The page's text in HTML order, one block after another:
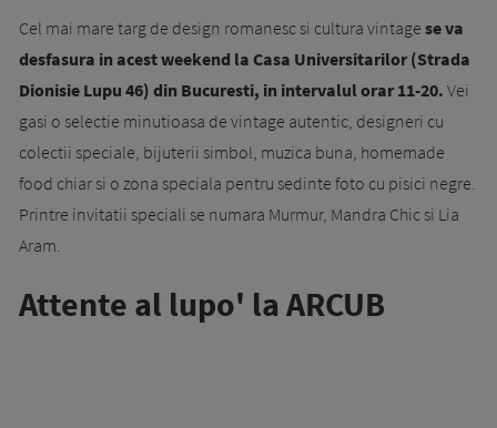
Cel mai mare targ de design romanesc si cultura vintage se va
desfasura in acest weekend la Casa Universitarilor (Strada
Dionisie Lupu 46) din Bucuresti, in intervalul orar 11-20. Vei
gasi o selectie minutioasa de vintage autentic, designeri cu
colectii speciale, bijuterii simbol, muzica buna, homemade
food chiar si o zona speciala pentru sedinte foto cu pisici negre.
Printre invitatii speciali se numara Murmur, Mandra Chic si Lia
Aram.
Attente al lupo' la ARCUB